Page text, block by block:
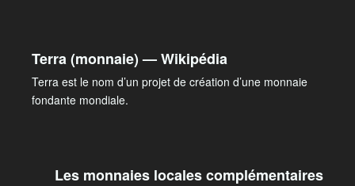
Terra (monnaie) — Wikipédia
Terra est le nom d’un projet de création d’une monnaie
fondante mondiale.
Les monnaies locales complémentaires